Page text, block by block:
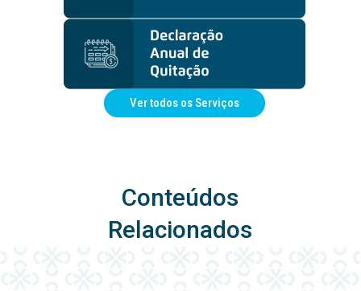
Ver todos os Serviços
Conteúdos
Relacionados